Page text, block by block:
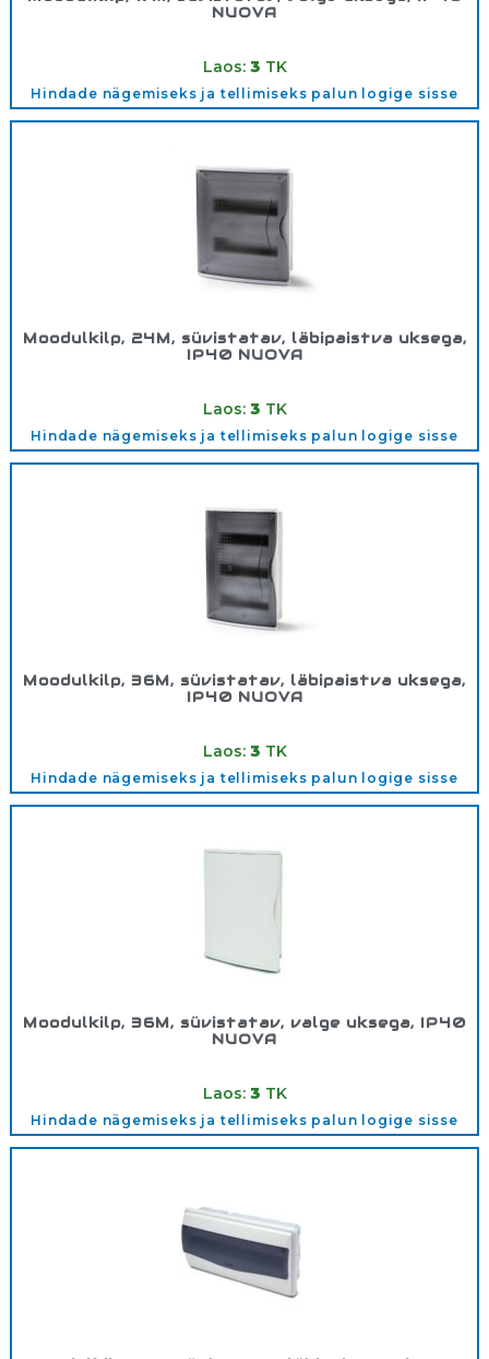
NUOVA
Laos: 3 TK
Hindade nägemiseks ja tellimiseks palun logige sisse
Moodulkilp, 24M, süvistatav, läbipaistva uksega,
IP40 NUOVA
Laos: 3 TK
Hindade nägemiseks ja tellimiseks palun logige sisse
Moodulkilp, 36M, süvistatav, läbipaistva uksega,
IP40 NUOVA
Laos: 3 TK
Hindade nägemiseks ja tellimiseks palun logige sisse
Moodulkilp, 36M, süvistatav, valge uksega, IP40
NUOVA
Laos: 3 TK
Hindade nägemiseks ja tellimiseks palun logige sisse